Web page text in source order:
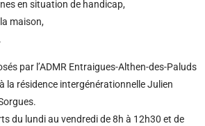
en situation de handicap,
maison,
par l’ADMR Entraigues-Althen-des-Paluds
la résidence intergénérationnelle Julien
du lundi au vendredi de 8h à 12h30 et de